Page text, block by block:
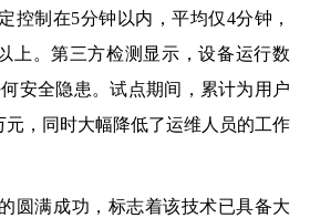
控制在5分钟以内，平均仅4分钟，
上。第三方检测显示，设备运行数
安全隐患。试点期间，累计为用户
元，同时大幅降低了运维人员的工作
满成功，标志着该技术已具备大